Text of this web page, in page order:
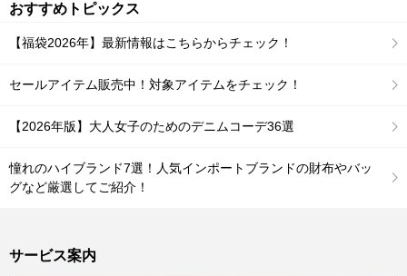
おすすめトピックス
【福袋2026年】最新情報はこちらからチェック！
セールアイテム販売中！対象アイテムをチェック！
【2026年版】大人女子のためのデニムコーデ36選
憧れのハイブランド7選！人気インポートブランドの財布やバッ
グなど厳選してご紹介！
サービス案内